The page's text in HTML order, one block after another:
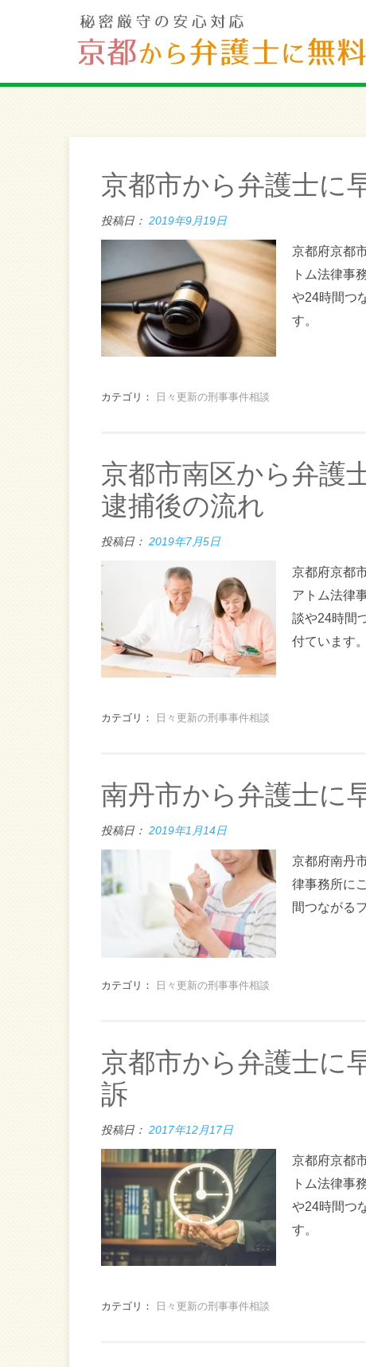
京都市から弁護士に
投稿日： 2019年9月19日
京都府京都
トム法律事
や24時間つ
す。
カテゴリ： 日々更新の刑事事件相談
京都市南区から弁護
逮捕後の流れ
投稿日： 2019年7月5日
京都府京都
アトム法律
談や24時間
付ています。
カテゴリ： 日々更新の刑事事件相談
南丹市から弁護士に
投稿日： 2019年1月14日
京都府南丹
律事務所に
間つながる
カテゴリ： 日々更新の刑事事件相談
京都市から弁護士に
訴
投稿日： 2017年12月17日
京都府京都
トム法律事
や24時間つ
す。
カテゴリ： 日々更新の刑事事件相談